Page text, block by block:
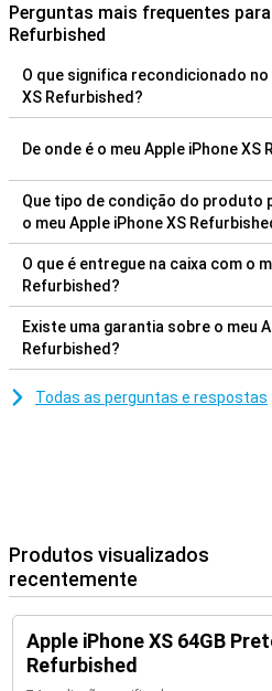
Perguntas mais frequentes
Refurbished
O que significa recondicionado no
XS Refurbished?
De onde é o meu Apple iPhone XS
Que tipo de condição do produto
o meu Apple iPhone XS
O que é entregue na caixa com o
Refurbished?
Existe uma garantia sobre o meu
Refurbished?
Todas as perguntas e respostas
Produtos visualizados
recentemente
Apple iPhone XS 64GB
Refurbished